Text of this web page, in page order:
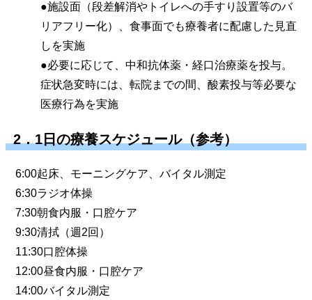
●施設面（段差解消やトイレへの手すり設置等のバ
リアフリー化）、食事面でも療養者に配慮した見直
しを実施
●必要に応じて、中和抗体薬・経口治療薬を投与。
症状急変時には、転院までの間、酸素投与等必要な
医療行為を実施
2．1日の療養スケジュール（参考）
6:00起床、モーニングケア、バイタル測定
6:30ラジオ体操
7:30朝食内服・口腔ケア
9:30清拭（週2回）
11:30口腔体操
12:00昼食内服・口腔ケア
14:00バイタル測定